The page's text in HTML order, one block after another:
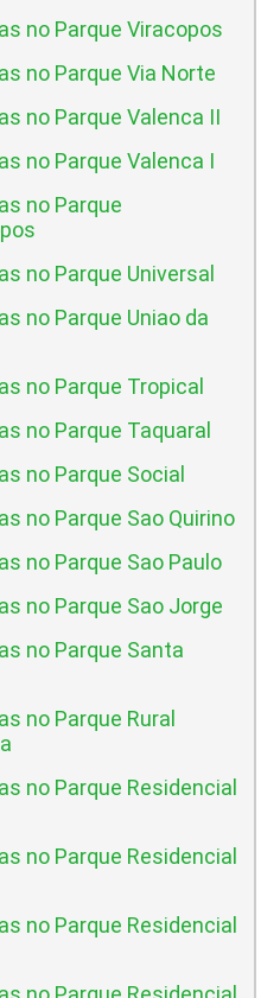
no Parque Viracopos
no Parque Via Norte
no Parque Valenca II
no Parque Valenca I
no Parque
no Parque Universal
no Parque Uniao da
no Parque Tropical
no Parque Taquaral
no Parque Social
no Parque Sao Quirino
no Parque Sao Paulo
no Parque Sao Jorge
no Parque Santa
no Parque Rural
no Parque Residencial
no Parque Residencial
no Parque Residencial